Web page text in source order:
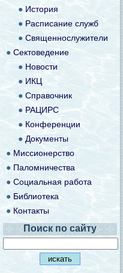
● История
● Расписание служб
● Священнослужители
● Сектоведение
● Новости
●ИКЦ
● Справочник
● РАЦИРС
● Конференции
● Документы
●Миссионерство
● Паломничества
●Социальная работа
● Библиотека
● Контакты
Поиск по сайту